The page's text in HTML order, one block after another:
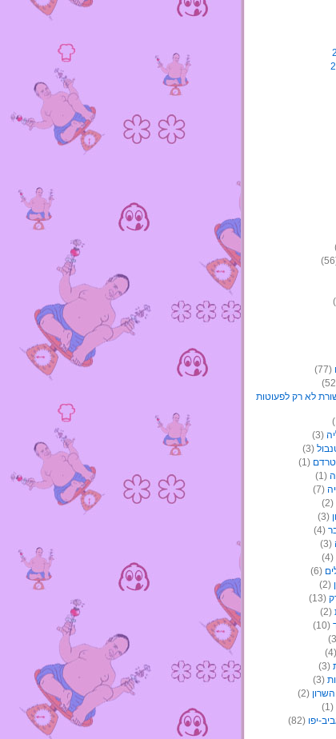
(77)
(3)
(3)
(1)
(1)
(7)
(2)
(3)
(4)
(3)
(4)
(6)
(2)
(13)
(2)
(10)
(4)
(3)
(3)
(2)
(1)
יפו (82)